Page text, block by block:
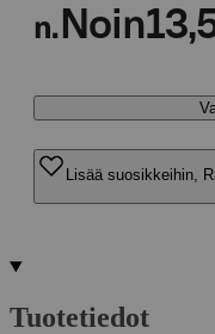
n. Noin
Lisää suosikkeihin,
Tuotetiedot